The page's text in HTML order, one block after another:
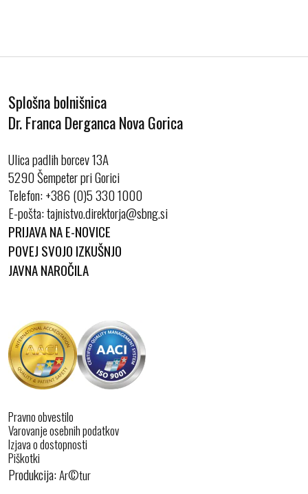
Splošna bolnišnica
Dr. Franca Derganca Nova Gorica
Ulica padlih borcev 13A
5290 Šempeter pri Gorici
Telefon:+386 (0)5 330 1000
E-pošta:
PRIJAVA NA E-NOVICE
POVEJ SVOJO IZKUŠNJO
JAVNA NAROČILA
Pravno obvestilo
Varovanje osebnih podatkov
Izjava o dostopnosti
Piškotki
Produkcija:Ar©tur